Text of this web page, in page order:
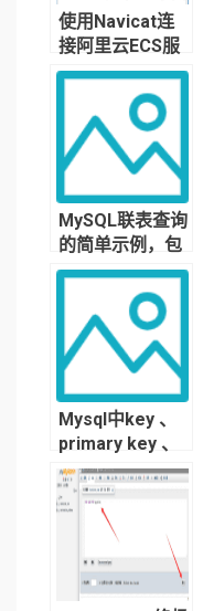
使用Navicat连
接阿里云ECS服
务器上的MySQL
MySQL联表查询
的简单示例，包
括内连接，左连
Mysql中key 、
primary key 、
unique key 与
index区别